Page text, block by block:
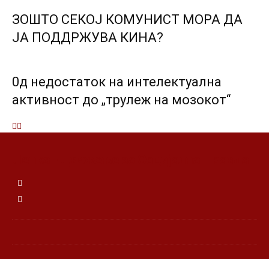
ЗОШТО СЕКОЈ КОМУНИСТ МОРА ДА
ЈА ПОДДРЖУВА КИНА?
0д недостаток на интелектуална
активност до „трулеж на мозокот“